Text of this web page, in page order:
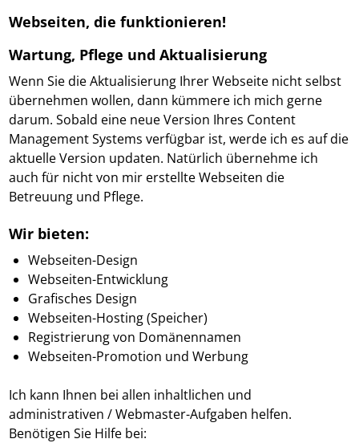
Webseiten, die funktionieren!
Wartung, Pflege und Aktualisierung
Wenn Sie die Aktualisierung Ihrer Webseite nicht selbst
übernehmen wollen, dann kümmere ich mich gerne
darum. Sobald eine neue Version Ihres Content
Management Systems verfügbar ist, werde ich es auf die
aktuelle Version updaten. Natürlich übernehme ich
auch für nicht von mir erstellte Webseiten die
Betreuung und Pflege.
Wir bieten:
Webseiten-Design
Webseiten-Entwicklung
Grafisches Design
Webseiten-Hosting (Speicher)
Registrierung von Domänennamen
Webseiten-Promotion und Werbung
Ich kann Ihnen bei allen inhaltlichen und
administrativen / Webmaster-Aufgaben helfen.
Benötigen Sie Hilfe bei: